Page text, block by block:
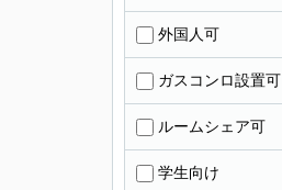
外国人可
ガスコンロ設置可
ルームシェア可
学生向け